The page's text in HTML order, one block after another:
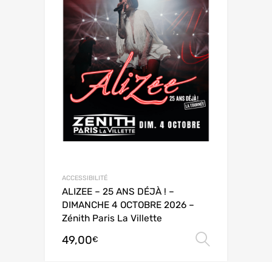
ACCESSIBILITÉ
ALIZEE – 25 ANS DÉJÀ ! –
DIMANCHE 4 OCTOBRE 2026 –
Zénith Paris La Villette
49,00€